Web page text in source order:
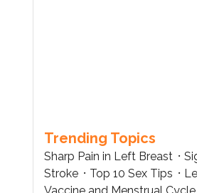
Trending Topics
Sharp Pain in Left Breast
Stroke
Top 10 Sex Tips